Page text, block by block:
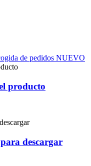
de pedidos NUEVO
producto
descargar